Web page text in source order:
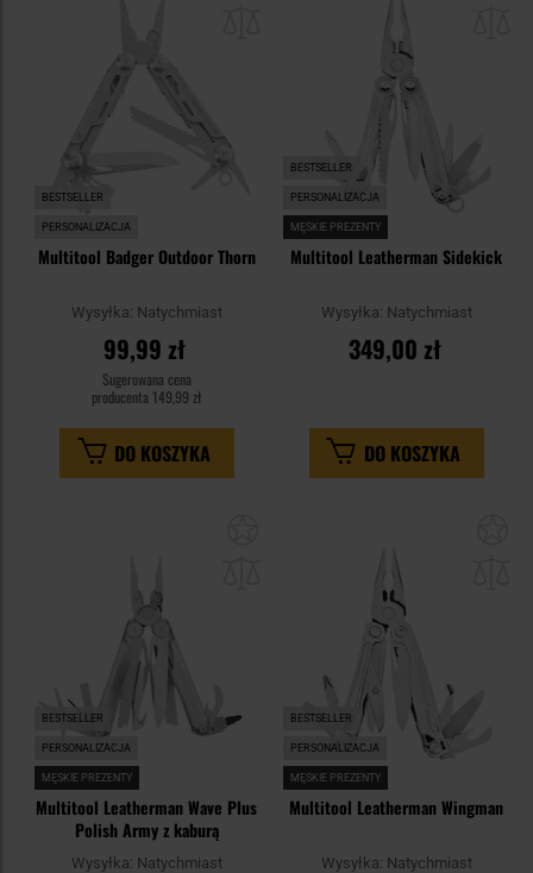
BESTSELLER
PERSONALIZACJA
Multitool Badger Outdoor Thorn
Wysyłka: Natychmiast
99,99 zł
Sugerowana cena
producenta 149,99 zł
DO KOSZYKA
BESTSELLER
PERSONALIZACJA
MĘSKIE PREZENTY
Multitool Leatherman Sidekick
Wysyłka: Natychmiast
349,00 zł
DO KOSZYKA
BESTSELLER
PERSONALIZACJA
MĘSKIE PREZENTY
Multitool Leatherman Wave Plus
Polish Army z kaburą
Wysyłka: Natychmiast
BESTSELLER
PERSONALIZACJA
MĘSKIE PREZENTY
Multitool Leatherman Wingman
Wysyłka: Natychmiast